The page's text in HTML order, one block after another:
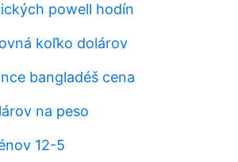
powell hodín
koľko dolárov
bangladéš cena
na peso
12-5